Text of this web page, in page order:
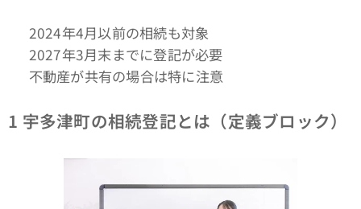
✔ 2024年4月以前の相続も対象
✔ 2027年3月末までに登記が必要
✔ 不動産が共有の場合は特に注意
1 宇多津町の相続登記とは（定義ブロック）